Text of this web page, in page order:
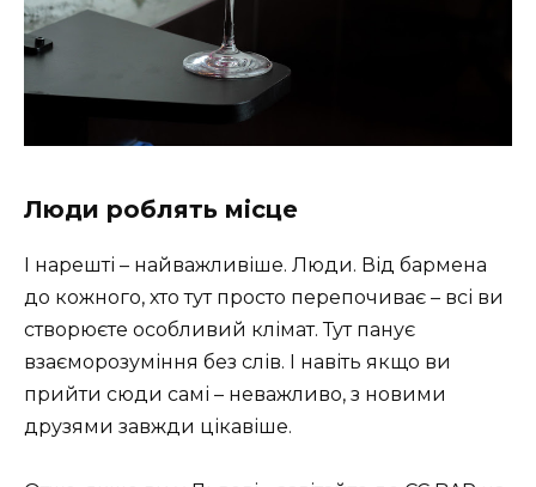
Люди роблять місце
І нарешті – найважливіше. Люди. Від бармена
до кожного, хто тут просто перепочиває – всі ви
створюєте особливий клімат. Тут панує
взаєморозуміння без слів. І навіть якщо ви
прийти сюди самі – неважливо, з новими
друзями завжди цікавіше.